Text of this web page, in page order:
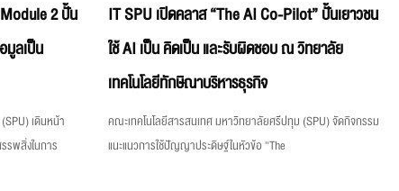
2 ปั้น
มูลเป็น
เดินหน้า
รพสิ่งในการ
IT SPU เปิดคลาส “The AI Co-Pilot” ปั้นเยาวชน
ใช้ AI เป็น คิดเป็น และรับผิดชอบ ณ วิทยาลัย
เทคโนโลยีทักษิณาบริหารธุรกิจ
คณะเทคโนโลยีสารสนเทศ มหาวิทยาลัยศรีปทุม (SPU) จัดกิจกรรม
แนะแนวการใช้ปัญญาประดิษฐ์ในหัวข้อ “The